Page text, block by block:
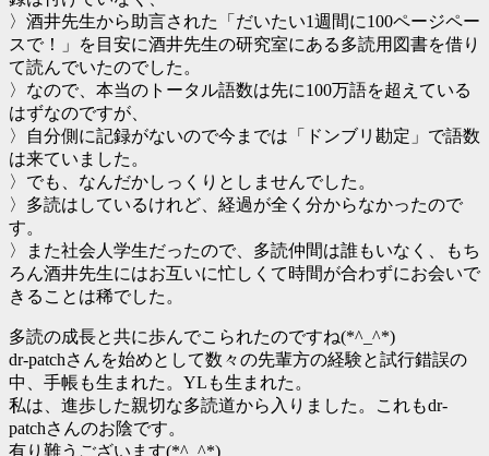
〉酒井先生から助言された「だいたい1週間に100ページペー
スで！」を目安に酒井先生の研究室にある多読用図書を借り
て読んでいたのでした。
〉なので、本当のトータル語数は先に100万語を超えている
はずなのですが、
〉自分側に記録がないので今までは「ドンブリ勘定」で語数
は来ていました。
〉でも、なんだかしっくりとしませんでした。
〉多読はしているけれど、経過が全く分からなかったので
す。
〉また社会人学生だったので、多読仲間は誰もいなく、もち
ろん酒井先生にはお互いに忙しくて時間が合わずにお会いで
きることは稀でした。
多読の成長と共に歩んでこられたのですね(*^_^*)
dr-patchさんを始めとして数々の先輩方の経験と試行錯誤の
中、手帳も生まれた。YLも生まれた。
私は、進歩した親切な多読道から入りました。これもdr-
patchさんのお陰です。
有り難うございます(*^_^*)